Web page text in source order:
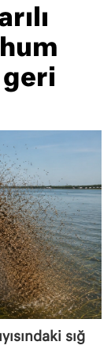
geri
sığ